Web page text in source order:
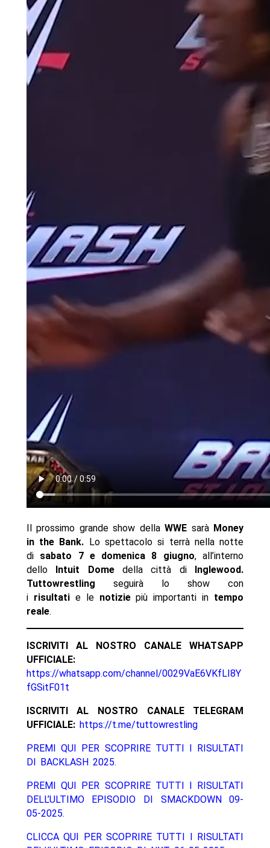
Il prossimo grande show dellaWWE sarà Money
in the Bank. Lo spettacolo si terrà nella notte
disabato 7 e domenica 8 giugno, all’interno
delloIntuit Domedella città di Inglewood.
Tuttowrestling seguirà lo show con
i risultatie le notiziepiù importanti in tempo
reale.
ISCRIVITI AL NOSTRO CANALE WHATSAPP
UFFICIALE:
https://whatsapp.com/channel/0029VaE6VKfLI8Y
fGSitF01t
ISCRIVITI AL NOSTRO CANALE TELEGRAM
UFFICIALE: https://t.me/tuttowrestling
PREMI QUI PER SCOPRIRE TUTTI I RISULTATI
DI BACKLASH 2025.
PREMI QUI PER SCOPRIRE TUTTI I RISULTATI
DELL’ULTIMO EPISODIO DI SMACKDOWN 09-
05-2025.
CLICCA QUI PER SCOPRIRE TUTTI I RISULTATI